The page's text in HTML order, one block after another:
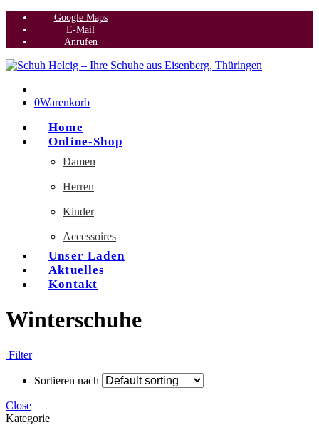
Google Maps
E-Mail
Anrufen
0Warenkorb
Home
Online-Shop
Damen
Herren
Kinder
Accessoires
Unser Laden
Aktuelles
Kontakt
Winterschuhe
Filter
Sortieren nach
Close
Kategorie